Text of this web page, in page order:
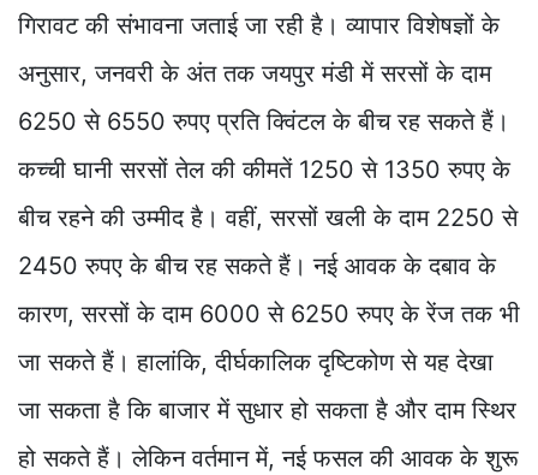
गिरावट की संभावना जताई जा रही है। व्यापार विशेषज्ञों के
अनुसार, जनवरी के अंत तक जयपुर मंडी में सरसों के दाम
6250 से 6550 रुपए प्रति क्विंटल के बीच रह सकते हैं।
कच्ची घानी सरसों तेल की कीमतें 1250 से 1350 रुपए के
बीच रहने की उम्मीद है। वहीं, सरसों खली के दाम 2250 से
2450 रुपए के बीच रह सकते हैं। नई आवक के दबाव के
कारण, सरसों के दाम 6000 से 6250 रुपए के रेंज तक भी
जा सकते हैं। हालांकि, दीर्घकालिक दृष्टिकोण से यह देखा
जा सकता है कि बाजार में सुधार हो सकता है और दाम स्थिर
हो सकते हैं। लेकिन वर्तमान में, नई फसल की आवक के शुरू